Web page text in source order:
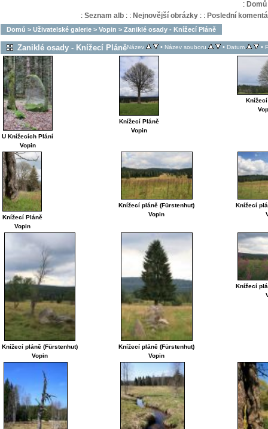
: Domů
: Seznam alb: : Nejnovější obrázky: : Poslední
Domů > Uživatelské galerie > Vopin > Zaniklé osady - Knížecí Pláně
Zaniklé osady - Knížecí PláněNázev • Název souboru • Datum •
U Knížecích Plání
Vopin
Knížecí Pláně
Vopin
Knížecí Pláně
Vopin
Knížecí pláně (Fürstenhut)
Vopin
Knížecí
Knížecí pláně (Fürstenhut)
Vopin
Knížecí pláně (Fürstenhut)
Vopin
Knížecí